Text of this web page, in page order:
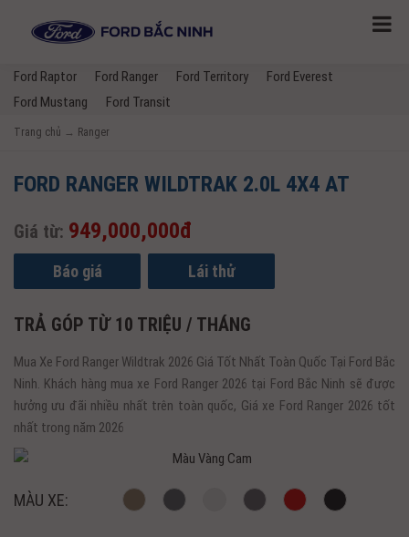
Ford Raptor Ford Ranger Ford Territory
Ford Everest
Ford Mustang
Ford Transit
Trang chủ → Ranger
FORD RANGER WILDTRAK 2.0L 4X4 AT
Giá từ: 949,000,000đ
Báo giá Lái thử
TRẢ GÓP TỪ 10 TRIỆU / THÁNG
Mua Xe Ford Ranger Wildtrak 2026 Giá Tốt Nhất Toàn Quốc Tại Ford Bắc
Ninh. Khách hàng mua xe Ford Ranger 2026 tại Ford Bắc Ninh sẽ được
hưởng ưu đãi nhiều nhất trên toàn quốc, Giá xe Ford Ranger 2026 tốt
nhất trong năm 2026
MÀU XE: